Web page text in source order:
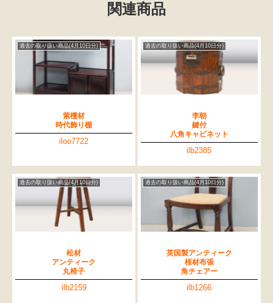
関連商品
過去の取り扱い商品(4月10日分)
紫檀材
時代飾り棚
iloo7722
過去の取り扱い商品(4月10日分)
李朝
鍵付
八角キャビネット
ilb2385
過去の取り扱い商品(4月10日分)
松材
アンティーク
丸椅子
ilb2159
過去の取り扱い商品(4月10日分)
英国製アンティーク
桜材布張
角チェアー
ilb1266